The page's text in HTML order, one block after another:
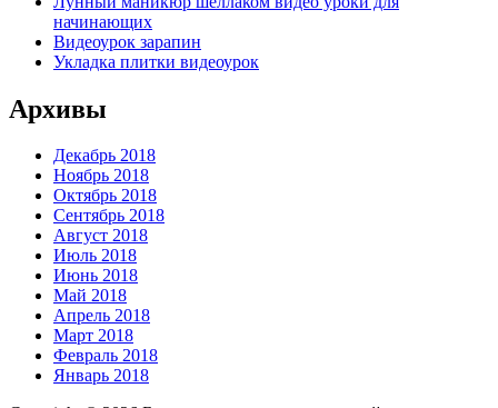
начинающих
Видеоурок зарапин
Укладка плитки видеоурок
Архивы
Декабрь 2018
Ноябрь 2018
Октябрь 2018
Сентябрь 2018
Август 2018
Июль 2018
Июнь 2018
Май 2018
Апрель 2018
Март 2018
Февраль 2018
Январь 2018